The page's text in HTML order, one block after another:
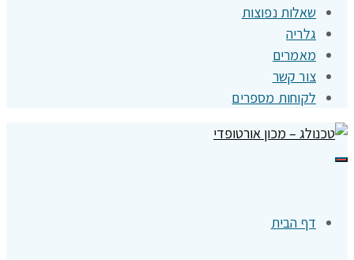
שאלות נפוצות
גלריה
מאמרים
צור קשר
לקוחות מספרים
תפריט
דף הבית